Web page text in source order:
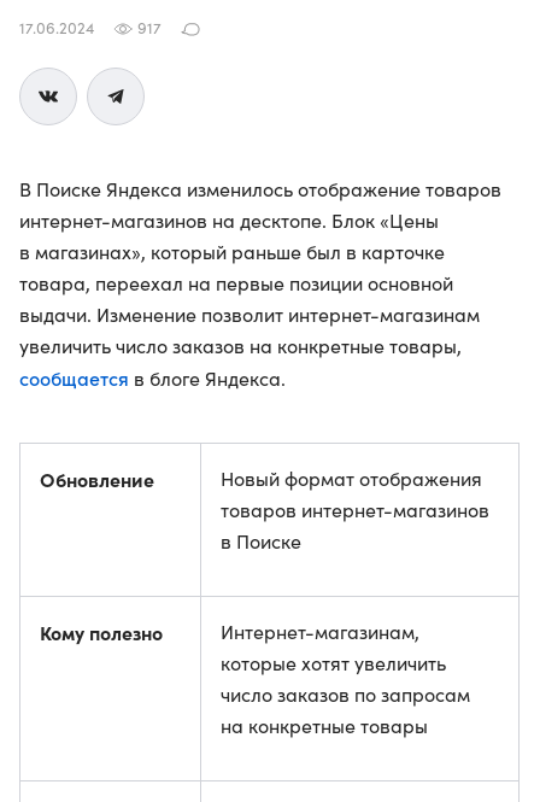
17.06.2024 917
В Поиске Яндекса изменилось отображение товаров
интернет-магазинов на десктопе. Блок «Цены
в магазинах», который раньше был в карточке
товара, переехал на первые позиции основной
выдачи. Изменение позволит интернет-магазинам
увеличить число заказов на конкретные товары,
сообщается в блоге Яндекса.
Обновление
Новый формат отображения
товаров интернет-магазинов
в Поиске
Кому полезно
Интернет-магазинам,
которые хотят увеличить
число заказов по запросам
на конкретные товары